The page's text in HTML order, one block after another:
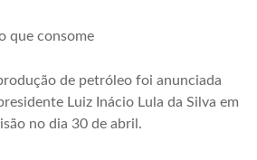
que consome
de petróleo foi anunciada
Luiz Inácio Lula da Silva em
no dia 30 de abril.